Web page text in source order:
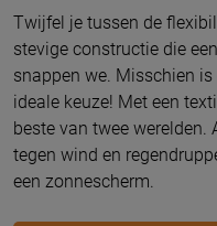
Twijfel je tussen de
stevige constructie die
snappen we. Misschien is
ideale keuze! Met een
beste van twee werelden.
tegen wind en
een zonnescherm.